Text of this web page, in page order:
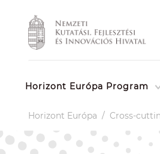
Horizont Európa Program
Horizont Európa / Cross-